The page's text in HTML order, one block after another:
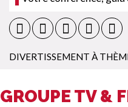
DIVERTISSEMENT À
GROUPE TV &